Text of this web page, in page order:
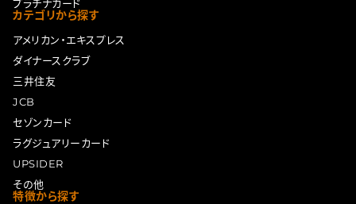
プラチナカード
カテゴリから探す
アメリカン・エキスプレス
ダイナースクラブ
三井住友
JCB
セゾンカード
ラグジュアリーカード
UPSIDER
その他
特徴から探す